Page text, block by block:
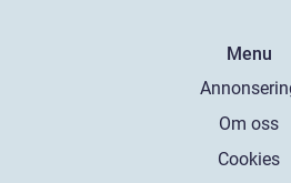
Menu
Om oss
Cookies